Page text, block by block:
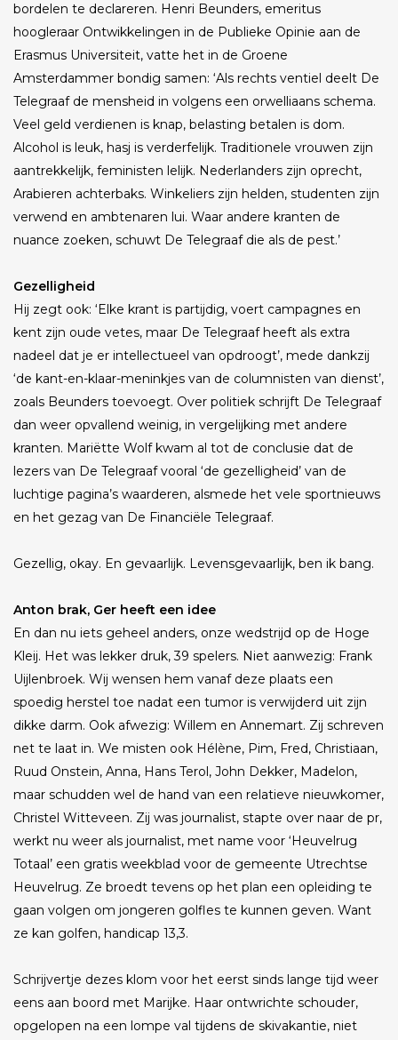
bordelen te declareren. Henri Beunders, emeritus
hoogleraar Ontwikkelingen in de Publieke Opinie aan de
Erasmus Universiteit, vatte het in de Groene
Amsterdammer bondig samen: ‘Als rechts ventiel deelt De
Telegraaf de mensheid in volgens een orwelliaans schema.
Veel geld verdienen is knap, belasting betalen is dom.
Alcohol is leuk, hasj is verderfelijk. Traditionele vrouwen zijn
aantrekkelijk, feministen lelijk. Nederlanders zijn oprecht,
Arabieren achterbaks. Winkeliers zijn helden, studenten zijn
verwend en ambtenaren lui. Waar andere kranten de
nuance zoeken, schuwt De Telegraaf die als de pest.’
Gezelligheid
Hij zegt ook: ‘Elke krant is partijdig, voert campagnes en
kent zijn oude vetes, maar De Telegraaf heeft als extra
nadeel dat je er intellectueel van opdroogt’, mede dankzij
‘de kant-en-klaar-meninkjes van de columnisten van dienst’,
zoals Beunders toevoegt. Over politiek schrijft De Telegraaf
dan weer opvallend weinig, in vergelijking met andere
kranten. Mariëtte Wolf kwam al tot de conclusie dat de
lezers van De Telegraaf vooral ‘de gezelligheid’ van de
luchtige pagina’s waarderen, alsmede het vele sportnieuws
en het gezag van De Financiële Telegraaf.
Gezellig, okay. En gevaarlijk. Levensgevaarlijk, ben ik bang.
Anton brak, Ger heeft een idee
En dan nu iets geheel anders, onze wedstrijd op de Hoge
Kleij. Het was lekker druk, 39 spelers. Niet aanwezig: Frank
Uijlenbroek. Wij wensen hem vanaf deze plaats een
spoedig herstel toe nadat een tumor is verwijderd uit zijn
dikke darm. Ook afwezig: Willem en Annemart. Zij schreven
net te laat in. We misten ook Hélène, Pim, Fred, Christiaan,
Ruud Onstein, Anna, Hans Terol, John Dekker, Madelon,
maar schudden wel de hand van een relatieve nieuwkomer,
Christel Witteveen. Zij was journalist, stapte over naar de pr,
werkt nu weer als journalist, met name voor ‘Heuvelrug
Totaal’ een gratis weekblad voor de gemeente Utrechtse
Heuvelrug. Ze broedt tevens op het plan een opleiding te
gaan volgen om jongeren golfles te kunnen geven. Want
ze kan golfen, handicap 13,3.
Schrijvertje dezes klom voor het eerst sinds lange tijd weer
eens aan boord met Marijke. Haar ontwrichte schouder,
opgelopen na een lompe val tijdens de skivakantie, niet